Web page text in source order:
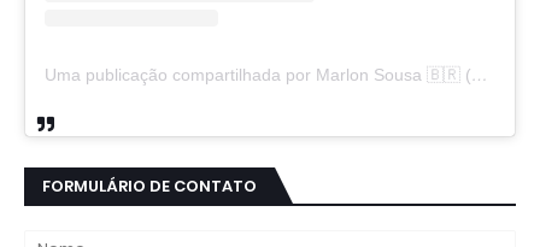
Uma publicação compartilhada por Marlon Sousa 🇧🇷 (@marlon_xlt50)
FORMULÁRIO DE CONTATO